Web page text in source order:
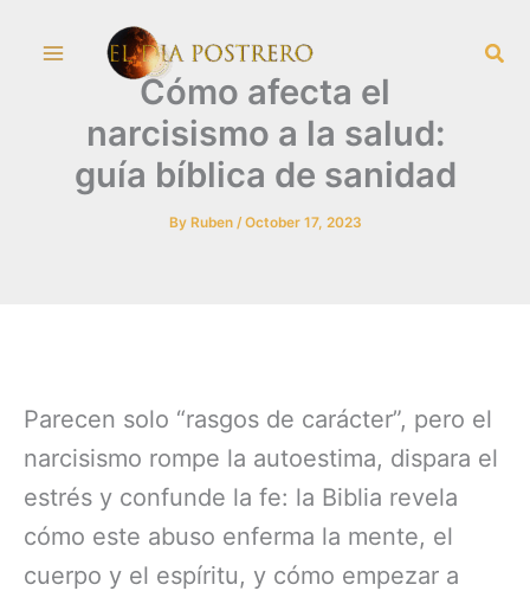
Cómo afecta el
narcisismo a la salud:
guía bíblica de sanidad
By Ruben /October 17, 2023
Parecen solo “rasgos de carácter”, pero el
narcisismo rompe la autoestima, dispara el
estrés y confunde la fe: la Biblia revela
cómo este abuso enferma la mente, el
cuerpo y el espíritu, y cómo empezar a